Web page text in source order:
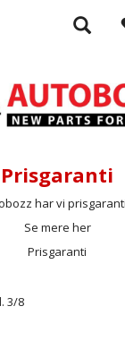
Prisgaranti
har vi
Se mere her
Prisgaranti
3/8